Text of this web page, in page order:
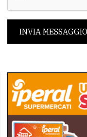
INVIA MESSAGGIO